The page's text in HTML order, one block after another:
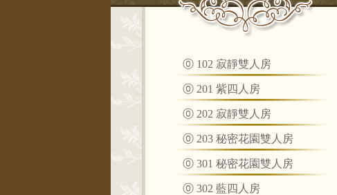
⓪ 102 寂靜雙人房
⓪ 201 紫四人房
⓪ 202 寂靜雙人房
⓪ 203 秘密花園雙人房
⓪ 301 秘密花園雙人房
⓪ 302 藍四人房